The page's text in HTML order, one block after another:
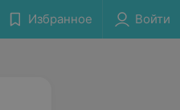
Избранное Войти